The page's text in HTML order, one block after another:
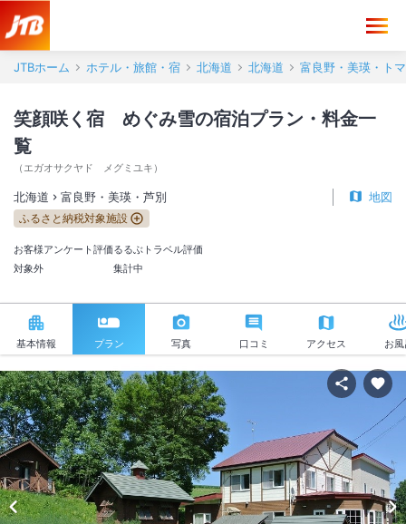
JTBホーム ホテル・旅館・宿 北海道 北海道 富良野・美瑛・ト
笑顔咲く宿 めぐみ雪の宿泊プラン・料金一
覧
（ エガオサクヤド メグミユキ ）
北海道 富良野・美瑛・芦別 地図
ふるさと納税対象施設
お客様アンケート評価
対象外
るるぶトラベル評価
集計中
基本情報 プラン 写真 口コミ アクセス お